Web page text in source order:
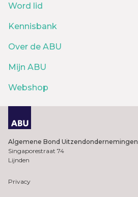
Word lid
Kennisbank
Over de ABU
Mijn ABU
Webshop
Algemene Bond Uitzendondernemingen
Singaporestraat 74
Lijnden
Privacy